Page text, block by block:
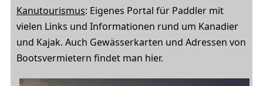
Kanutourismus: Eigenes Portal für Paddler mit
vielen Links und Informationen rund um Kanadier
und Kajak. Auch Gewässerkarten und Adressen von
Bootsvermietern findet man hier.